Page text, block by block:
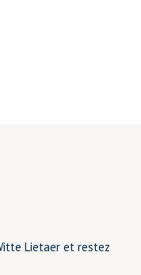
Lietaer et restez